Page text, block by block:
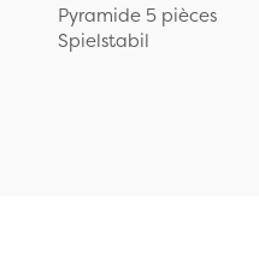
Pyramide 5 pièces
Spielstabil